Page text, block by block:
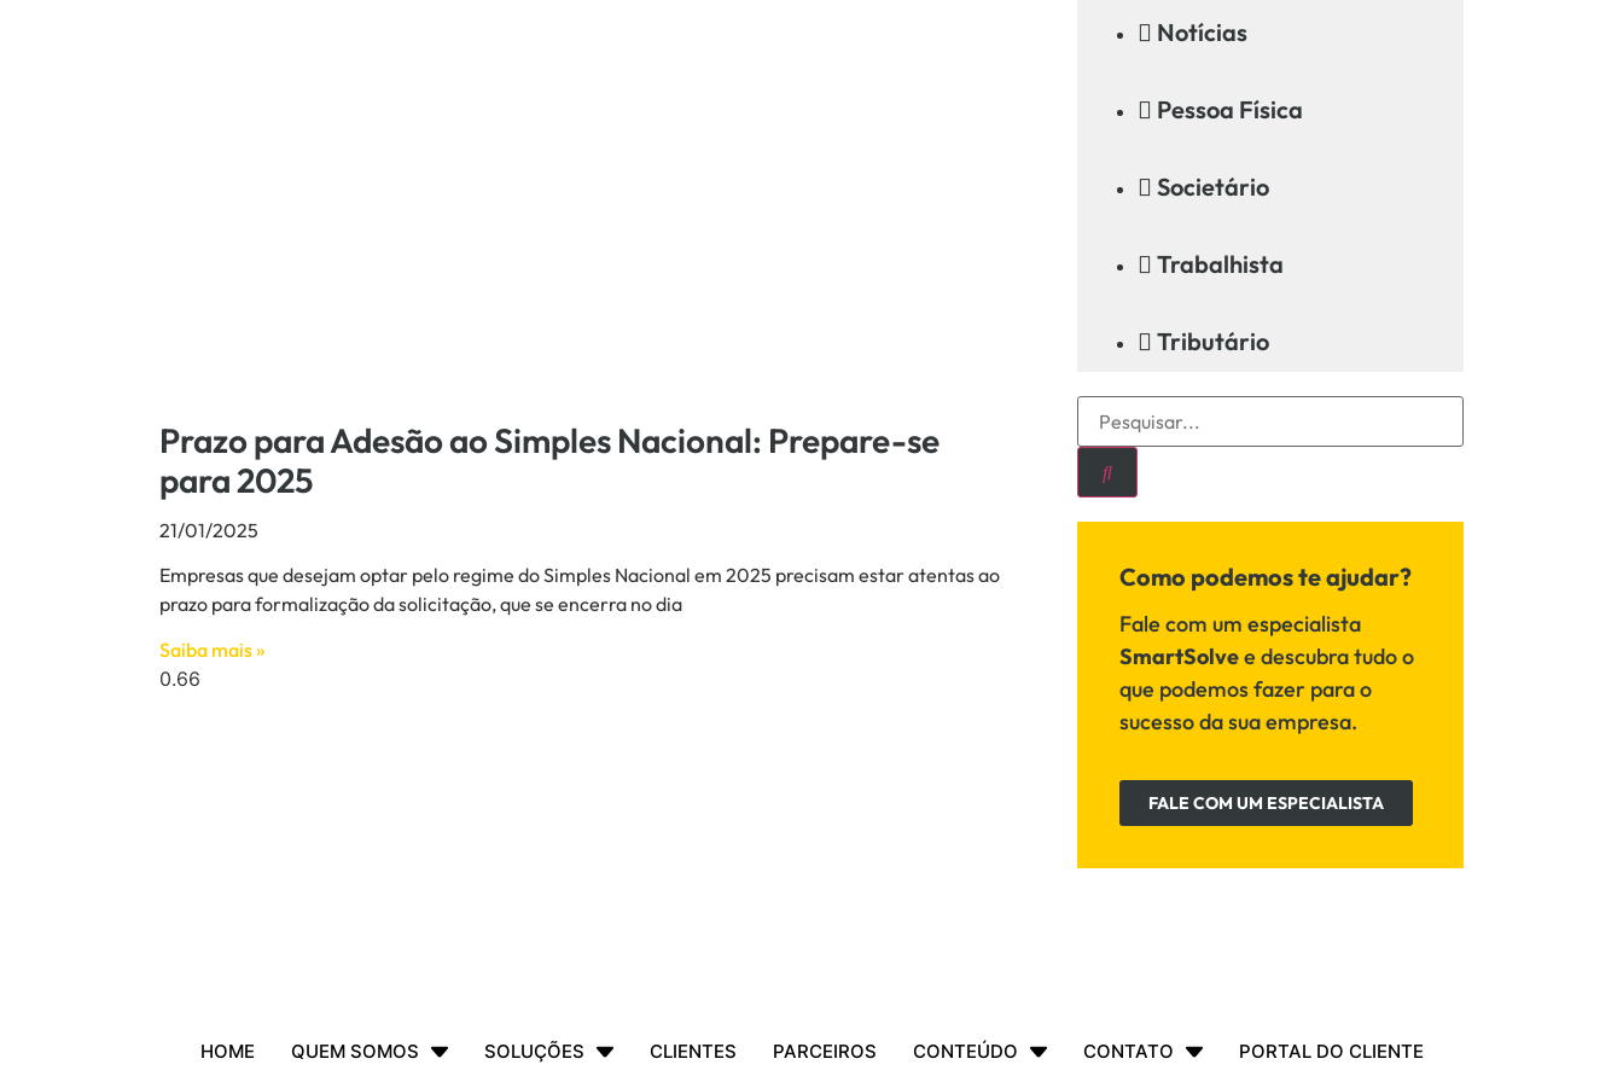
Prazo para Adesão ao Simples Nacional: Prepare-se
para 2025
21/01/2025
Empresas que desejam optar pelo regime do Simples Nacional em 2025 precisam estar atentas ao
prazo para formalização da solicitação, que se encerra no dia
Saiba mais »
Notícias
Pessoa Física
Societário
Trabalhista
Tributário
Como podemos te ajudar?
Fale com um especialista
SmartSolvee descubra tudo o
que podemos fazer para o
sucesso da sua empresa.
FALE COM UM ESPECIALISTA
HOME QUEM SOMOS SOLUÇÕES CLIENTES PARCEIROS CONTEÚDO CONTATO PORTAL DO CLIENTE